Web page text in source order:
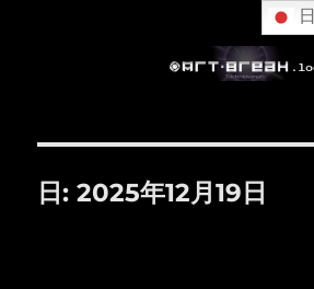
日:2025年12月19日